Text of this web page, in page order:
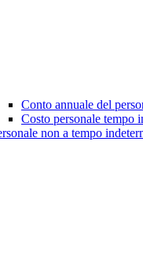
Conto annuale del
Costo personale tempo
non a tempo